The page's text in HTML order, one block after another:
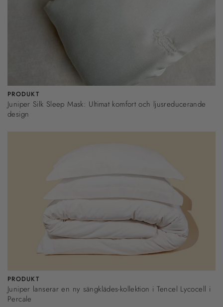
PRODUKT
Juniper Silk Sleep Mask: Ultimat komfort och ljusreducerande
design
PRODUKT
Juniper lanserar en ny sängklädes-kollektion i Tencel Lycocell i
Percale